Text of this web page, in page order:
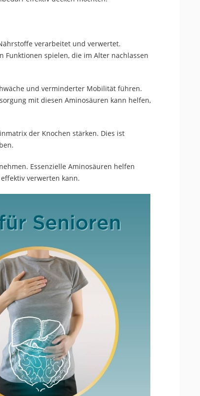
verarbeitet und verwertet.
Funktionen spielen, die im Alter nachlassen
und verminderter Mobilität führen.
mit diesen Aminosäuren kann helfen,
der Knochen stärken. Dies ist
Essenzielle Aminosäuren helfen
verwerten kann.